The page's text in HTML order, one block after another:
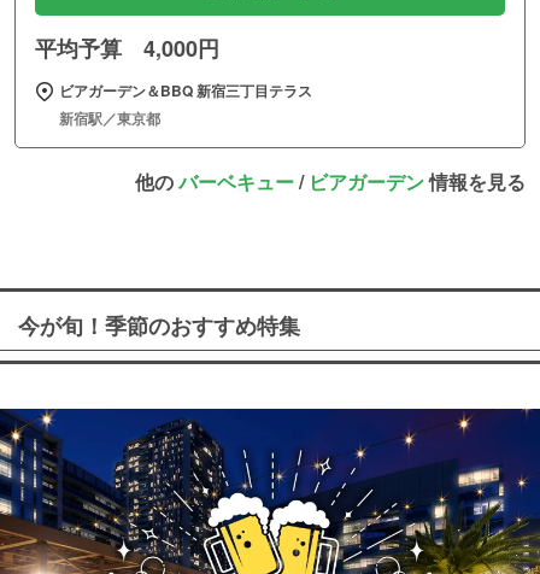
平均予算 4,000円
ビアガーデン＆BBQ 新宿三丁目テラス
新宿駅／東京都
他のバーベキュー/ ビアガーデン情報を見る
今が旬！季節のおすすめ特集